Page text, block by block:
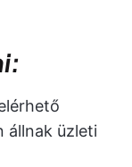
állnak üzleti